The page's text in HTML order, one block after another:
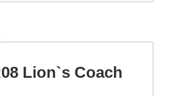
Lion`s Coach